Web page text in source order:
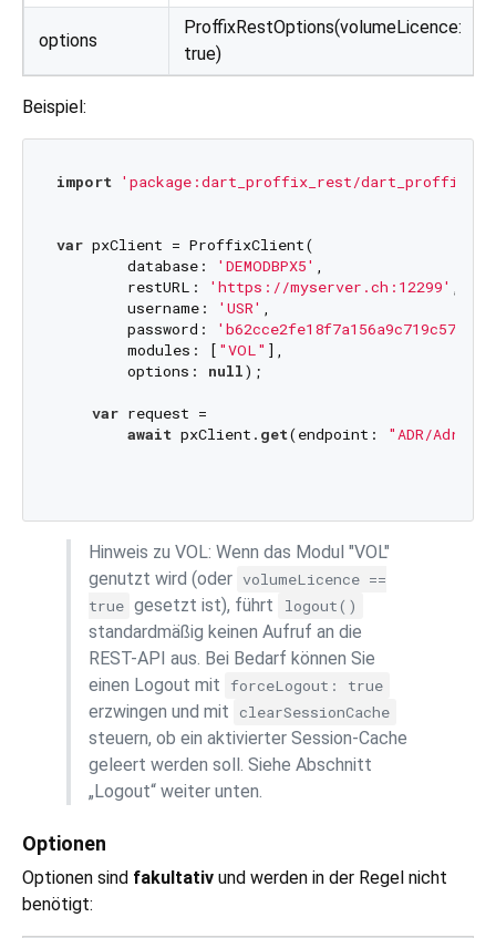
options
ProffixRestOptions(volumeLicence:
true)
Beispiel:
import 'package:dart_proffix_rest/
var pxClient = ProffixClient(
        database:
'DEMODBPX5' ,
        restURL:
'https://myserver.ch:12299' ,
        username:
'USR' ,
        password:
        modules: [
"VOL" ],
        options:
null);
var request =
await pxClient. get(endpoint: "ADR/
Hinweis zu VOL: Wenn das Modul "VOL"
genutzt wird (oder volumeLicence ==
true gesetzt ist), führt logout()
standardmäßig keinen Aufruf an die
REST-API aus. Bei Bedarf können Sie
einen Logout mit
forceLogout: true
erzwingen und mit clearSessionCache
steuern, ob ein aktivierter Session-Cache
geleert werden soll. Siehe Abschnitt
„Logout“ weiter unten.
Optionen
Optionen sind fakultativ und werden in der Regel nicht
benötigt: